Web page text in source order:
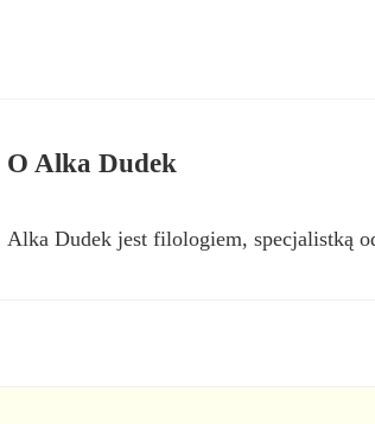
OAlka Dudek
Alka Dudek jest filologiem, specjalistką